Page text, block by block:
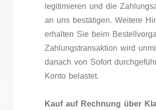
legitimieren und die
an uns bestätigen. Weitere
erhalten Sie beim
Zahlungstransaktion wird
danach von Sofort
Konto belastet.
Kauf auf Rechnung über